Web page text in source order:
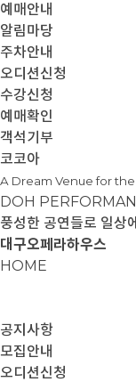
예매안내
알림마당
주차안내
오디션신청
수강신청
예매확인
객석기부
코코아
A Dream Venue for
DOH
풍성한 공연들로 일상
대구오페라하우스
HOME
공지사항
모집안내
오디션신청